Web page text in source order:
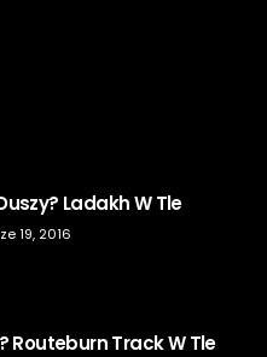
Ladakh W Tle
19, 2016
Routeburn Track W Tle